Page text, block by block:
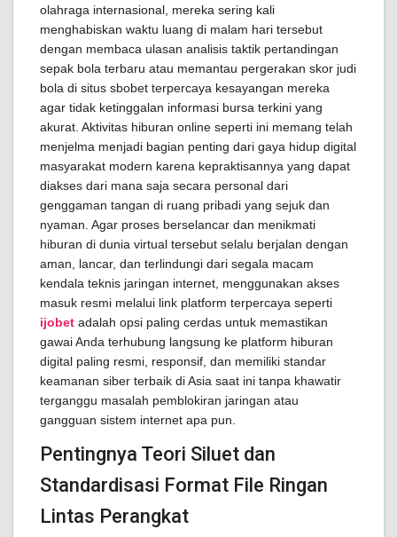
olahraga internasional, mereka sering kali
menghabiskan waktu luang di malam hari tersebut
dengan membaca ulasan analisis taktik pertandingan
sepak bola terbaru atau memantau pergerakan skor judi
bola di situs sbobet terpercaya kesayangan mereka
agar tidak ketinggalan informasi bursa terkini yang
akurat. Aktivitas hiburan online seperti ini memang telah
menjelma menjadi bagian penting dari gaya hidup digital
masyarakat modern karena kepraktisannya yang dapat
diakses dari mana saja secara personal dari
genggaman tangan di ruang pribadi yang sejuk dan
nyaman. Agar proses berselancar dan menikmati
hiburan di dunia virtual tersebut selalu berjalan dengan
aman, lancar, dan terlindungi dari segala macam
kendala teknis jaringan internet, menggunakan akses
masuk resmi melalui link platform terpercaya seperti
ijobet adalah opsi paling cerdas untuk memastikan
gawai Anda terhubung langsung ke platform hiburan
digital paling resmi, responsif, dan memiliki standar
keamanan siber terbaik di Asia saat ini tanpa khawatir
terganggu masalah pemblokiran jaringan atau
gangguan sistem internet apa pun.
Pentingnya Teori Siluet dan
Standardisasi Format File Ringan
Lintas Perangkat